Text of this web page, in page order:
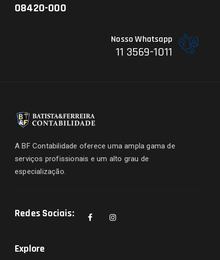
08420-000
Nosso Whatsapp
11 3569-1011
A BF Contabilidade oferece uma ampla gama de
serviços profissionais e um alto grau de
especialização.
Redes Sociais:
Explore